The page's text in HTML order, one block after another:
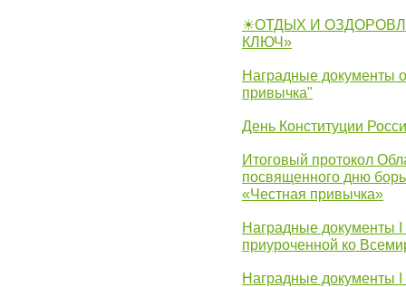
☀ОТДЫХ И
КЛЮЧ»
Наградные документы
привычка"
День Конституции
Итоговый протокол
посвященного дню
«Честная привычка»
Наградные документы
приуроченной ко
Наградные документы